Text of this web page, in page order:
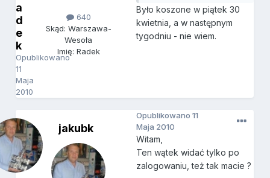
a
d
e
k
Opublikowano
11
Maja
2010
640
Skąd: Warszawa-
Wesoła
Imię: Radek
Było koszone w piątek 30
kwietnia, a w następnym
tygodniu - nie wiem.
jakubk
Opublikowano11
Maja 2010
Witam,
Ten wątek widać tylko po
zalogowaniu, też tak macie ?